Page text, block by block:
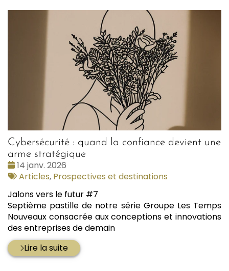
Cybersécurité : quand la confiance devient une
arme stratégique
Date
:
14 janv. 2026
Tags
Articles, Prospectives et destinations
Jalons vers le futur #7
Septième pastille de notre série Groupe Les Temps
Nouveaux consacrée aux conceptions et innovations
des entreprises de demain
Lire la suite